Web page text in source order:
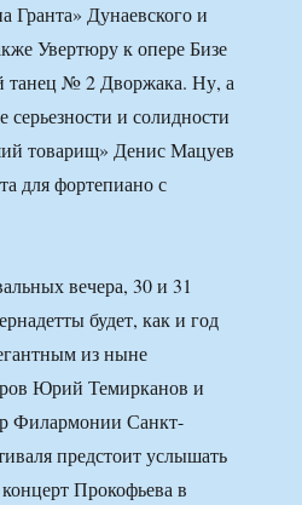
Гранта» Дунаевского и
Увертюру к опере Бизе
танец № 2 Дворжака. Ну, а
и солидности
товарищ» Денис Мацуев
для фортепиано с
вечера, 30 и 31
будет, как и год
из ныне
Юрий Темирканов и
Филармонии Санкт-
предстоит услышать
Прокофьева в